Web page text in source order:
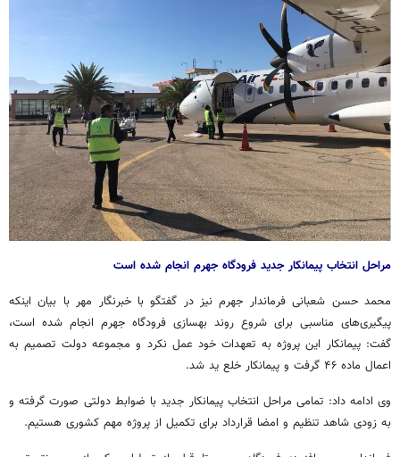
مراحل انتخاب پیمانکار جدید فرودگاه جهرم انجام شده است
محمد حسن شعبانی فرماندار جهرم نیز در گفتگو با خبرنگار مهر با بیان اینکه
پیگیری‌های مناسبی برای شروع روند بهسازی فرودگاه جهرم انجام شده است،
گفت: پیمانکار این پروژه به تعهدات خود عمل نکرد و مجموعه دولت تصمیم به
اعمال ماده ۴۶ گرفت و پیمانکار خلع ید شد.
وی ادامه داد: تمامی مراحل انتخاب پیمانکار جدید با ضوابط دولتی صورت گرفته و
به زودی شاهد تنظیم و امضا قرارداد برای تکمیل از پروژه مهم کشوری هستیم.